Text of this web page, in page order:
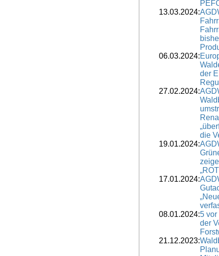
13.03.2024:
06.03.2024:
der
27.02.2024:
die
19.01.2024:
17.01.2024:
08.01.2024:5 vor
der
21.12.2023: